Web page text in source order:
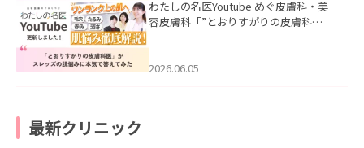
わたしの名医Youtube めぐ皮膚科・美
容皮膚科「”とおりすがりの皮膚科
2026.06.05
最新クリニック